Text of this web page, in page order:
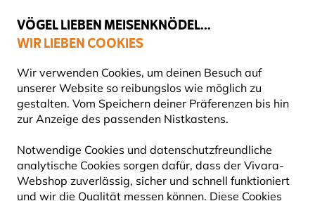
VÖGEL LIEBEN MEISENKNÖDEL...
WIR LIEBEN COOKIES
Wir verwenden Cookies, um deinen Besuch auf
unserer Website so reibungslos wie möglich zu
gestalten. Vom Speichern deiner Präferenzen bis hin
zur Anzeige des passenden Nistkastens.
Notwendige Cookies und datenschutzfreundliche
analytische Cookies sorgen dafür, dass der Vivara-
Webshop zuverlässig, sicher und schnell funktioniert
und wir die Qualität messen können. Diese Cookies
Top-bewertet in 11 Ländern
Gratis Versand ab 49 €
Vogelfuttersysteme Vogeltränken